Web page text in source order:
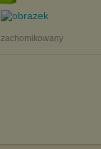
zachomikowany